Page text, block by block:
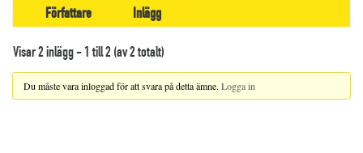
Författare Inlägg
Visar 2 inlägg - 1 till 2 (av 2 totalt)
Du måste vara inloggad för att svara på detta ämne. Logga in